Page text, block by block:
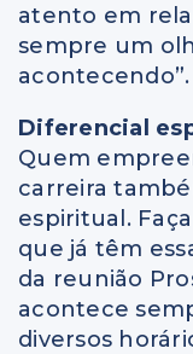
atento em
sempre um
acontecendo”.
Diferencial
Quem
carreira
espiritual.
que já têm
da reunião
acontece
diversos